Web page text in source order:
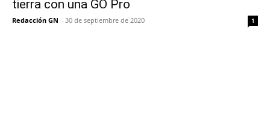
tierra con una GO Pro
Redacción GN - 30 de septiembre de 2020 1